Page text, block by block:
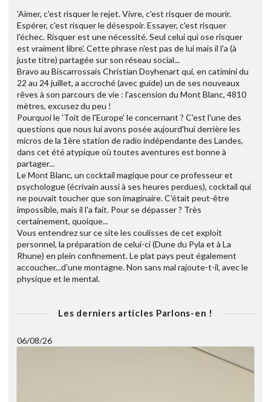
'Aimer, c'est risquer le rejet. Vivre, c'est risquer de mourir.
Espérer, c'est risquer le désespoir. Essayer, c'est risquer
l'échec. Risquer est une nécessité. Seul celui qui ose risquer
est vraiment libre'. Cette phrase n'est pas de lui mais il l'a (à
juste titre) partagée sur son réseau social...
Bravo au Biscarrossais Christian Doyhenart qui, en catimini du
22 au 24 juillet, a accroché (avec guide) un de ses nouveaux
rêves à son parcours de vie : l'ascension du Mont Blanc, 4810
mètres, excusez du peu !
Pourquoi le 'Toit de l'Europe' le concernant ? C'est l'une des
questions que nous lui avons posée aujourd'hui derrière les
micros de la 1ère station de radio indépendante des Landes,
dans cet été atypique où toutes aventures est bonne à
partager...
Le Mont Blanc, un cocktail magique pour ce professeur et
psychologue (écrivain aussi à ses heures perdues), cocktail qui
ne pouvait toucher que son imaginaire. C'était peut-être
impossible, mais il l'a fait. Pour se dépasser ? Très
certainement, quoique...
Vous entendrez sur ce site les coulisses de cet exploit
personnel, la préparation de celui-ci (Dune du Pyla et à La
Rhune) en plein confinement. Le plat pays peut également
accoucher...d'une montagne. Non sans mal rajoute-t-il, avec le
physique et le mental.
Les derniers articles Parlons-en !
06/08/26